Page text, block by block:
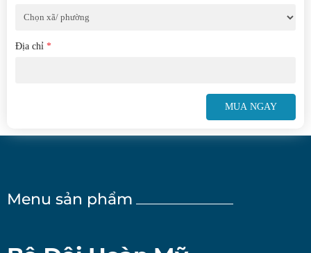
Địa chỉ *
MUA NGAY
Menu sản phẩm